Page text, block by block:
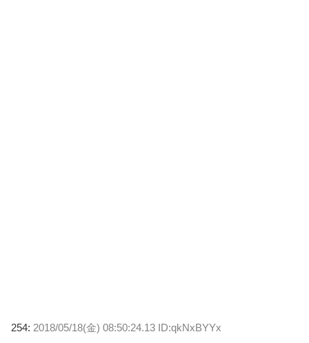
254: 2018/05/18(金) 08:50:24.13 ID:qkNxBYYx